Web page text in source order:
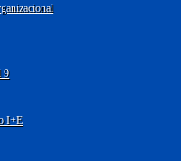
9
I+E